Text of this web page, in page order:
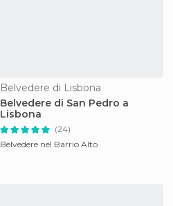
Belvedere di Lisbona
Belvedere di San Pedro a
Lisbona
(24)
Belvedere nel Barrio Alto